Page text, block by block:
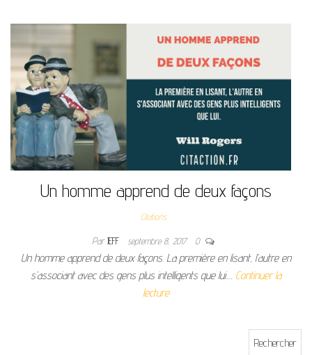
Un homme apprend de deux façons
Citations
ParJEFF septembre 8, 2017 0
Un homme apprend de deux façons. La première en lisant, l’autre en
s’associant avec des gens plus intelligents que lui.… Continuer la
lecture